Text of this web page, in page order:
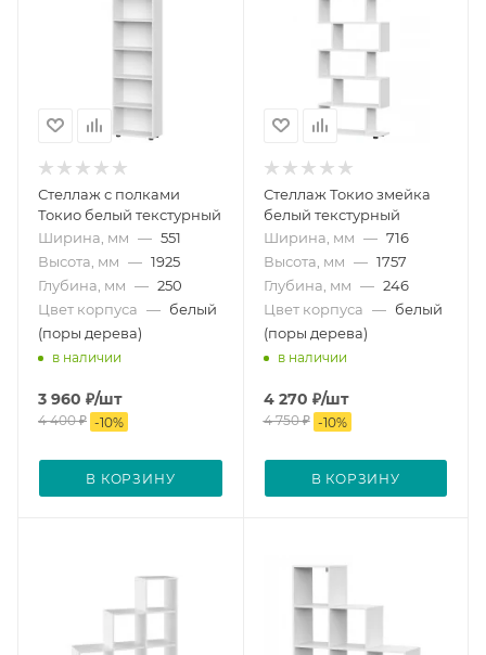
Стеллаж с полками
Токио белый текстурный
Ширина, мм — 551
Высота, мм — 1925
Глубина, мм — 250
Цвет корпуса — белый
(поры дерева)
в наличии
3 960 ₽/шт
4 400₽ -10%
В КОРЗИНУ
Стеллаж Токио змейка
белый текстурный
Ширина, мм — 716
Высота, мм — 1757
Глубина, мм — 246
Цвет корпуса — белый
(поры дерева)
в наличии
4 270 ₽/шт
4 750₽ -10%
В КОРЗИНУ